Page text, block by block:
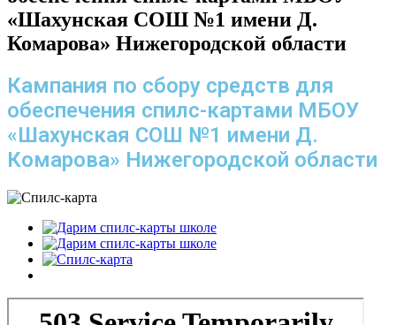
«Шахунская СОШ №1 имени Д.
Комарова» Нижегородской области
Кампания по сбору средств для
обеспечения спилс-картами МБОУ
«Шахунская СОШ №1 имени Д.
Комарова» Нижегородской области